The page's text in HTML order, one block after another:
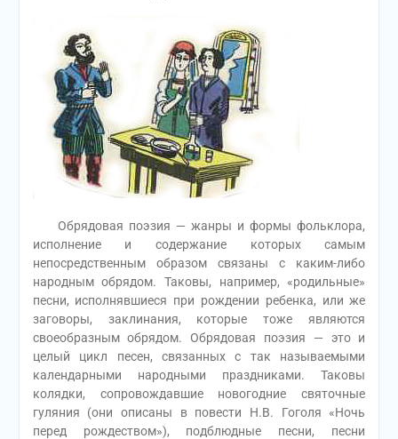
Обрядовая поэзия — жанры и формы фольклора,
исполнение и содержание которых самым
непосредственным образом связаны с каким-либо
народным обрядом. Таковы, например, «родильные»
песни, исполнявшиеся при рождении ребенка, или же
заговоры, заклинания, которые тоже являются
своеобразным обрядом. Обрядовая поэзия — это и
целый цикл песен, связанных с так называемыми
календарными народными праздниками. Таковы
колядки, сопровождавшие новогодние святочные
гуляния (они описаны в повести Н.В. Гоголя «Ночь
перед рождеством»), подблюдные песни, песни